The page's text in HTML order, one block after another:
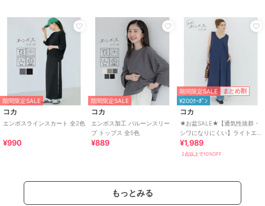
期間限定SALE
コカ
エンボスラインスカート 全2色
¥990
期間限定SALE
コカ
エンボス加工 バルーンスリー
ブ トップス 全5色
¥889
期間限定SALE まとめ割
¥200ｸｰﾎﾟﾝ
コカ
★お盆SALE★【通気性抜群・
シワになりにくい】ライトエ
ンボスマキシジャンパースカ
ート 全2色
¥1,989
2点以上で10%OFF
もっとみる